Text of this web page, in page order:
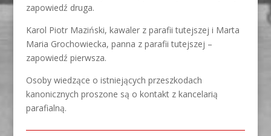
zapowiedź druga.
Karol Piotr Maziński, kawaler z parafii tutejszej i Marta
Maria Grochowiecka, panna z parafii tutejszej –
zapowiedź pierwsza.
Osoby wiedzące o istniejących przeszkodach
kanonicznych proszone są o kontakt z kancelarią
parafialną.